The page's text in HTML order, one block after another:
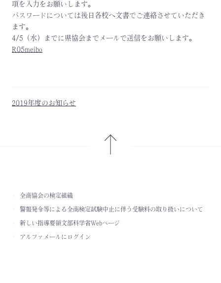
項を入力をお願いします。
パスワードについては後日各校へ文書でご連絡させていただき
ます。
4/5（水）までに県協会までメールで送信をお願いします。
R05meibo
2019年度のお知らせ
全商協会の検定組織
警報発令等による全商検定試験中止に伴う受験料の取り扱いについて
新しい指導要領文部科学省Webページ
アルファメールにログイン